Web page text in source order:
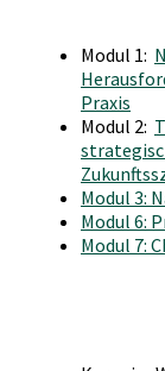
Modul 1:
Praxis
Modul 2:
Modul 3:
Modul 6:
Modul 7: